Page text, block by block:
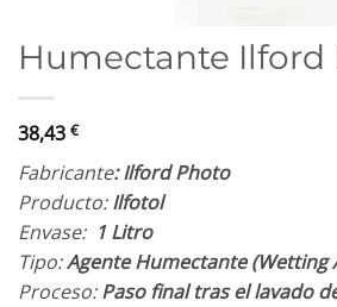
Humectante Ilford
38,43 €
Fabricante: Ilford Photo
Producto:Ilfotol
Envase:1 Litro
Tipo:Agente Humectante (Wetting
Proceso:Paso final tras el lavado